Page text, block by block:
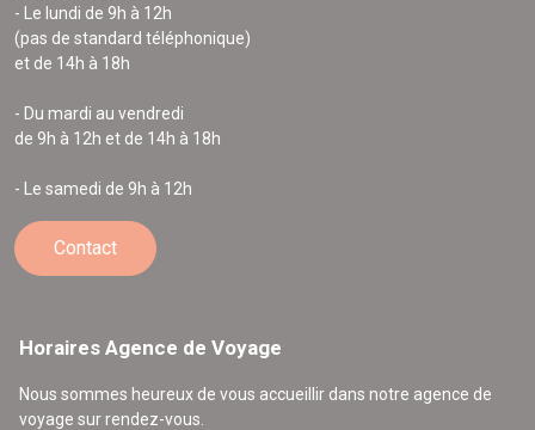
- Le lundi de 9h à 12h
(pas de standard téléphonique)
et de 14h à 18h
- Du mardi au vendredi
de 9h à 12h et de 14h à 18h
- Le samedi de 9h à 12h
Contact
Horaires Agence de Voyage
Nous sommes heureux de vous accueillir dans notre agence de
voyage sur rendez-vous.